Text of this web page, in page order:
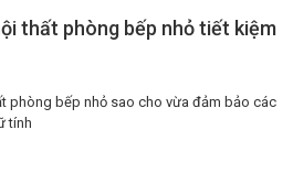
thất phòng bếp nhỏ tiết kiệm
phòng bếp nhỏ sao cho vừa đảm bảo các
tính